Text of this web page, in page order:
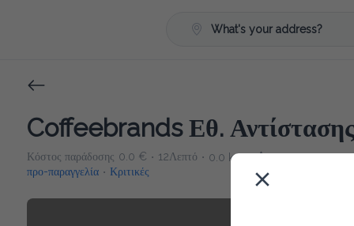
What's your address?
Coffeebrands Εθ.
Κόστος παράδοσης 0.0 € • 12Λεπτό • 0.0 km •
5
προ-παραγγελία • Κριτικές